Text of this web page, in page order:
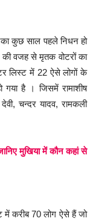
कुछ साल पहले निधन हो
की वजह से मृतक वोटरों का
लिस्ट में 22 ऐसे लोगों के
गया है । जिसमें रामाशीष
चन्दर यादव, रामकली
मुखिया में कौन कहां से
में करीब 70 लोग ऐसे हैं जो